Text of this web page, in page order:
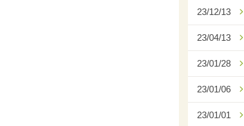
23/12/13
23/04/13
23/01/28
23/01/06
23/01/01